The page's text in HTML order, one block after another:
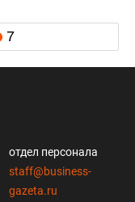
7
отдел персонала
staff@business-
gazeta.ru